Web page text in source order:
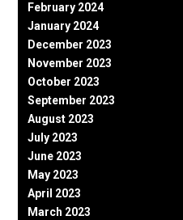
February 2024
January 2024
December 2023
November 2023
October 2023
September 2023
August 2023
July 2023
June 2023
May 2023
April 2023
March 2023